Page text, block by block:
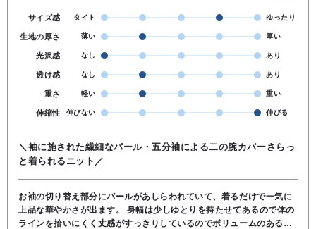
サイズ感 タイト ゆったり
生地の厚さ 薄い 厚い
光沢感 なし あり
透け感 なし あり
重さ 軽い 重い
伸縮性 伸びない 伸びる
＼袖に施された繊細なパール・五分袖による二の腕カバーさらっ
と着られるニット／
お袖の切り替え部分にパールがあしらわれていて、着るだけで一気に
上品な華やかさが出ます。 身幅は少しゆとりを持たせてあるので体の
ラインを拾いにくく丈感がすっきりしているのでボリュームのある柄